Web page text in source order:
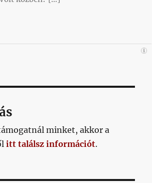
minket, akkor a
itt találsz információt.